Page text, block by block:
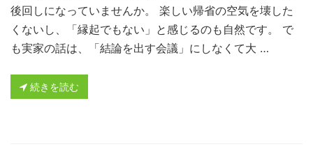
後回しになっていませんか。 楽しい帰省の空気を壊した
くないし、「縁起でもない」と感じるのも自然です。 で
も実家の話は、「結論を出す会議」にしなくて大 …
続きを読む